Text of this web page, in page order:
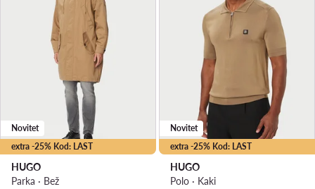
extra -25% Kod: LAST
Novitet
HUGO
Parka · Bež
extra -25% Kod: LAST
Novitet
HUGO
Polo · Kaki